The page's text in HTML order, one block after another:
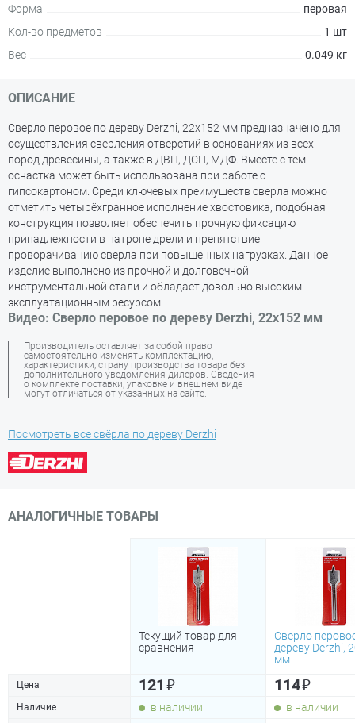
Форма
перовая
Кол-во предметов
1 шт
Вес
0.049 кг
ОПИСАНИЕ
Сверло перовое по дереву Derzhi, 22х152 мм предназначено для
осуществления сверления отверстий в основаниях из всех
пород древесины, а также в ДВП, ДСП, МДФ. Вместе с тем
оснастка может быть использована при работе с
гипсокартоном. Среди ключевых преимуществ сверла можно
отметить четырёхгранное исполнение хвостовика, подобная
конструкция позволяет обеспечить прочную фиксацию
принадлежности в патроне дрели и препятствие
проворачиванию сверла при повышенных нагрузках. Данное
изделие выполнено из прочной и долговечной
инструментальной стали и обладает довольно высоким
эксплуатационным ресурсом.
Видео: Сверло перовое по дереву Derzhi, 22х152 мм
Производитель оставляет за собой право
самостоятельно изменять комплектацию,
характеристики, страну производства товара без
дополнительного уведомления дилеров. Сведения
о комплекте поставки, упаковке и внешнем виде
могут отличаться от указанных на сайте.
Посмотреть все свёрла по дереву Derzhi
АНАЛОГИЧНЫЕ ТОВАРЫ
Текущий товар для
сравнения
Сверло
дереву Derzhi,
мм
Цена 121 ₽ 114₽
Наличие в наличии в наличии